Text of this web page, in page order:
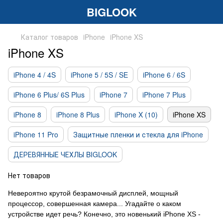
BIGLOOK
Каталог товаров iPhone iPhone XS
iPhone XS
iPhone 4 / 4S iPhone 5 / 5S / SE
iPhone 6 / 6S
iPhone 6 Plus/ 6S Plus
iPhone 7
iPhone 7 Plus
iPhone 8
iPhone 8 Plus iPhone X (10)
iPhone XS
iPhone 11 Pro
Защитные пленки и стекла для iPhone
ДЕРЕВЯННЫЕ ЧЕХЛЫ BIGLOOK
Нет товаров
Невероятно крутой безрамочный дисплей, мощный
процессор, совершенная камера... Угадайте о каком
устройстве идет речь? Конечно, это новенький iPhone XS -